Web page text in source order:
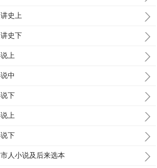
史上
史下
上
中
下
上
下
人小说及后来选本